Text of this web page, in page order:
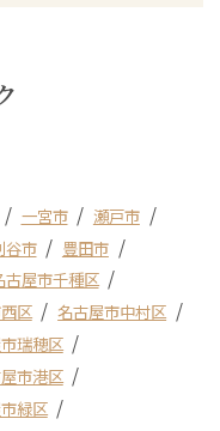
一宮市
瀬戸市
谷市
豊田市
古屋市千種区
区
名古屋市中村区
瑞穂区
市港区
緑区